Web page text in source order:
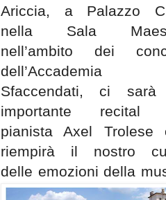
Ariccia, a Palazzo
nella Sala
nell’ambito dei
dell’Accademia
Sfaccendati, ci sarà
importante recital
pianista Axel Trolese
riempirà il nostro
delle emozioni della